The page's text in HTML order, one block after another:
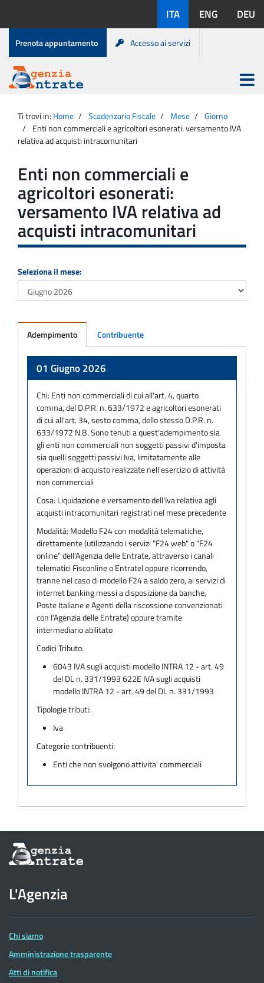
contenuto
disponibili:
ITA ENG DEU
Menu
di
servizio
Prenota appuntamento Accesso ai servizi
Agenzia
Entrate
Apri
menu
principale
Ti trovi in: Home Scadenzario Fiscale Mese
Giorno
Enti non commerciali e agricoltori esonerati: versamento IVA
relativa ad acquisti intracomunitari
Enti non commerciali e
agricoltori esonerati:
versamento IVA relativa ad
acquisti intracomunitari
Seleziona il mese:
Adempimento Contribuente
01 Giugno 2026
Chi: Enti non commerciali di cui all'art. 4, quarto
comma, del D.P.R. n. 633/1972 e agricoltori esonerati
di cui all'art. 34, sesto comma, dello stesso D.P.R. n.
633/1972 N.B. Sono tenuti a quest'adempimento sia
gli enti non commerciali non soggetti passivi d'imposta
sia quelli soggetti passivi Iva, limitatamente alle
operazioni di acquisto realizzate nell'esercizio di attività
non commerciali
Cosa: Liquidazione e versamento dell'Iva relativa agli
acquisti intracomunitari registrati nel mese precedente
Modalità: Modello F24 con modalità telematiche,
direttamente (utilizzando i servizi "F24 web" o "F24
online" dell'Agenzia delle Entrate, attraverso i canali
telematici Fisconline o Entratel oppure ricorrendo,
tranne nel caso di modello F24 a saldo zero, ai servizi di
internet banking messi a disposizione da banche,
Poste Italiane e Agenti della riscossione convenzionati
con l'Agenzia delle Entrate) oppure tramite
intermediario abilitato
Codici Tributo:
6043 IVA sugli acquisti modello INTRA 12 - art. 49
del DL n. 331/1993 622E IVA sugli acquisti
modello INTRA 12 - art. 49 del DL n. 331/1993
Tipologie tributi:
Iva
Categorie contribuenti:
Enti che non svolgono attivita' commerciali
Informazioni
sul
dell'Agenzia
delle
Entrate
L'Agenzia
Chi siamo
Amministrazione trasparente
Atti di notifica